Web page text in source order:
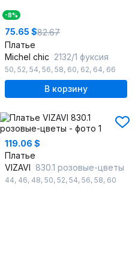
-8%
75.65 $82.67
Платье
Michel chic 2132/1 фуксия
50, 52, 54, 56, 58, 60, 62, 64, 66
В корзину
119.06 $
Платье
VIZAVI 830.1 розовые-цветы
44, 46, 48, 50, 52, 54, 56, 58, 60